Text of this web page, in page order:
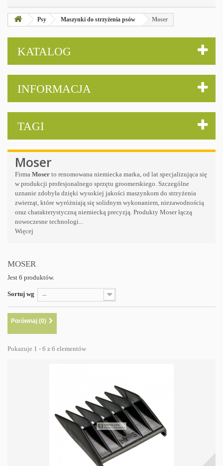
Psy Maszynki do strzyżenia psów Moser
KATALOG
INFORMACJA
TAGI
Moser
Firma Moser to renomowana niemiecka marka, od lat specjalizująca się
w produkcji profesjonalnego sprzętu groomerskiego. Szczególne
uznanie zdobyła dzięki wysokiej jakości maszynkom do strzyżenia
zwierząt, które wyróżniają się solidnym wykonaniem, niezawodnością
oraz charakterystyczną niemiecką precyzją. Produkty Moser łączą
nowoczesne technologi...
Więcej
MOSER
Jest 6 produktów.
Sortuj wg --
Porównaj (0)
Pokazuje 1 - 6 z 6 elementów